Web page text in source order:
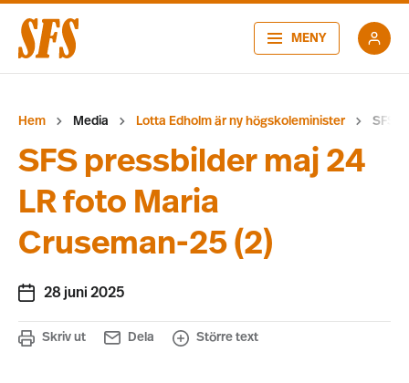
MENY
Hem Media Lotta Edholm är ny högskoleminister SFS
SFS pressbilder maj 24
LR foto Maria
Cruseman-25 (2)
28 juni 2025
Skriv ut Dela Större text